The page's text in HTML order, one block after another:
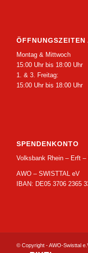
Montag & Mittwoch
15:00 Uhr bis 18:00 Uhr
1. & 3. Freitag:
15:00 Uhr bis 18:00 Uhr
SPENDENKONTO
Volksbank Rhein – Erft –
AWO – SWISTTAL eV
IBAN: DE05 3706 2365
© Copyright - AWO-Swisttal